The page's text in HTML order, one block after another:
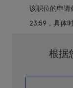
该职位的申请
23:59，具体
根据